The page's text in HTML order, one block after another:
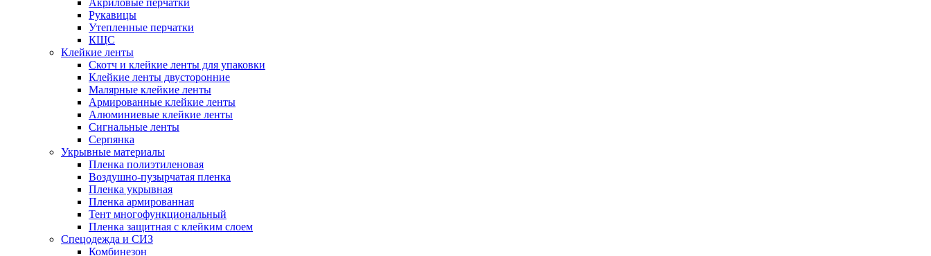
Акриловые перчатки
Рукавицы
Утепленные перчатки
КЩС
Клейкие ленты
Скотч и клейкие ленты для упаковки
Клейкие ленты двусторонние
Малярные клейкие ленты
Армированные клейкие ленты
Алюминиевые клейкие ленты
Сигнальные ленты
Серпянка
Укрывные материалы
Пленка полиэтиленовая
Воздушно-пузырчатая пленка
Пленка укрывная
Пленка армированная
Тент многофункциональный
Пленка защитная с клейким слоем
Спецодежда и СИЗ
Комбинезон